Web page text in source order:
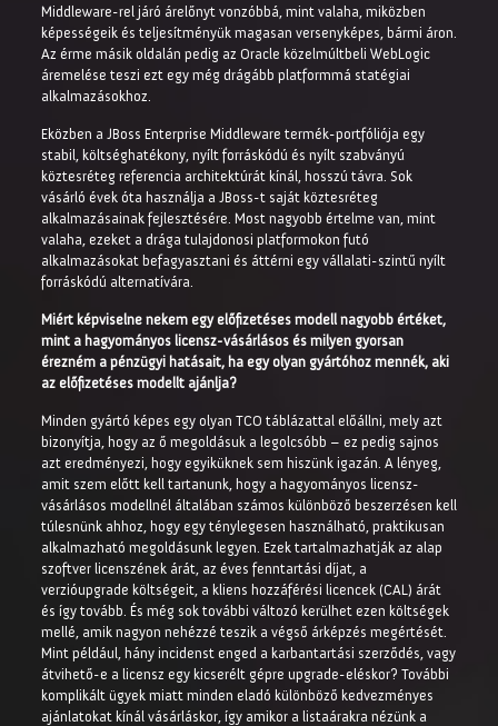
Middleware-rel járó árelőnyt vonzóbbá, mint valaha, miközben
képességeik és teljesítményük magasan versenyképes, bármi áron.
Az érme másik oldalán pedig az Oracle közelmúltbeli WebLogic
áremelése teszi ezt egy még drágább platformmá statégiai
alkalmazásokhoz.
Eközben a JBoss Enterprise Middleware termék-portfóliója egy
stabil, költséghatékony, nyílt forráskódú és nyílt szabványú
köztesréteg referencia architektúrát kínál, hosszú távra. Sok
vásárló évek óta használja a JBoss-t saját köztesréteg
alkalmazásainak fejlesztésére. Most nagyobb értelme van, mint
valaha, ezeket a drága tulajdonosi platformokon futó
alkalmazásokat befagyasztani és áttérni egy vállalati-szintű nyílt
forráskódú alternatívára.
Miért képviselne nekem egy előfizetéses modell nagyobb értéket,
mint a hagyományos licensz-vásárlásos és milyen gyorsan
érezném a pénzügyi hatásait, ha egy olyan gyártóhoz mennék, aki
az előfizetéses modellt ajánlja?
Minden gyártó képes egy olyan TCO táblázattal előállni, mely azt
bizonyítja, hogy az ő megoldásuk a legolcsóbb – ez pedig sajnos
azt eredményezi, hogy egyiküknek sem hiszünk igazán. A lényeg,
amit szem előtt kell tartanunk, hogy a hagyományos licensz-
vásárlásos modellnél általában számos különböző beszerzésen kell
túlesnünk ahhoz, hogy egy ténylegesen használható, praktikusan
alkalmazható megoldásunk legyen. Ezek tartalmazhatják az alap
szoftver licenszének árát, az éves fenntartási díjat, a
verzióupgrade költségeit, a kliens hozzáférési licencek (CAL) árát
és így tovább. És még sok további változó kerülhet ezen költségek
mellé, amik nagyon nehézzé teszik a végső árképzés megértését.
Mint például, hány incidenst enged a karbantartási szerződés, vagy
átvihető-e a licensz egy kicserélt gépre upgrade-eléskor? További
komplikált ügyek miatt minden eladó különböző kedvezményes
ajánlatokat kínál vásárláskor, így amikor a listaárakra nézünk a